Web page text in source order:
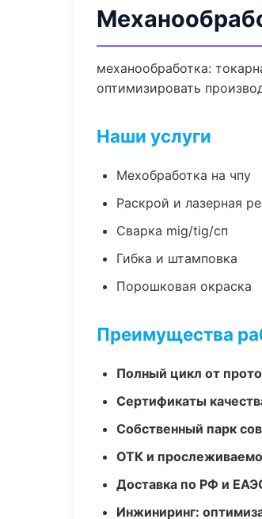
механообработка:
оптимизировать
Наши услуги
Мехобработка на чпу
Раскрой и лазерная
Сварка mig/tig/сп
Гибка и штамповка
Порошковая окраска
Преимущества
Полный цикл от
Сертификаты
Собственный парк
ОТК и
Доставка по РФ и
Инжиниринг: